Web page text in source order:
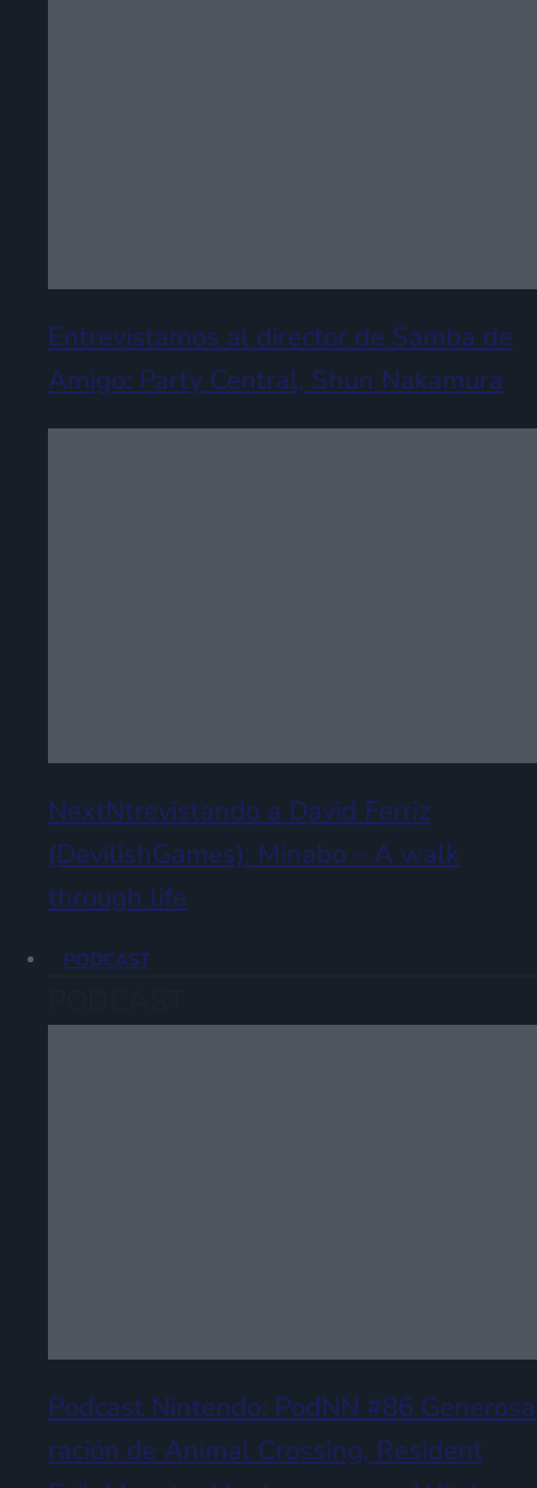
Entrevistamos al director de Samba de
Amigo: Party Central, Shun Nakamura
NextNtrevistando a David Ferriz
(DevilishGames): Minabo – A walk
through life
PODCAST
Podcast Nintendo: PodNN #86 Generosa
ración de Animal Crossing, Resident